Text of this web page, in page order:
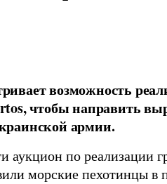
возможность
чтобы направить
армии.
аукцион по реализации
морские пехотинцы